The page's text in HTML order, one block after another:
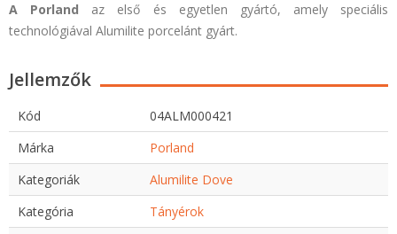
A Porland az első és egyetlen gyártó, amely speciális
technológiával Alumilite porcelánt gyárt.
Jellemzők
Kód
04ALM000421
Márka
Porland
Kategoriák
Alumilite Dove
Kategória
Tányérok